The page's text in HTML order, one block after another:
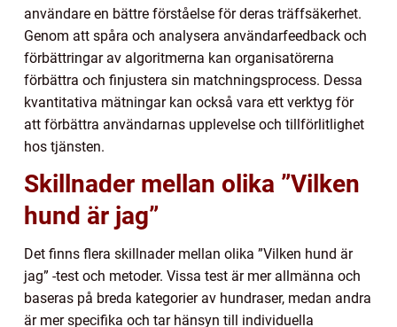
användare en bättre förståelse för deras träffsäkerhet.
Genom att spåra och analysera användarfeedback och
förbättringar av algoritmerna kan organisatörerna
förbättra och finjustera sin matchningsprocess. Dessa
kvantitativa mätningar kan också vara ett verktyg för
att förbättra användarnas upplevelse och tillförlitlighet
hos tjänsten.
Skillnader mellan olika ”Vilken
hund är jag”
Det finns flera skillnader mellan olika ”Vilken hund är
jag” -test och metoder. Vissa test är mer allmänna och
baseras på breda kategorier av hundraser, medan andra
är mer specifika och tar hänsyn till individuella